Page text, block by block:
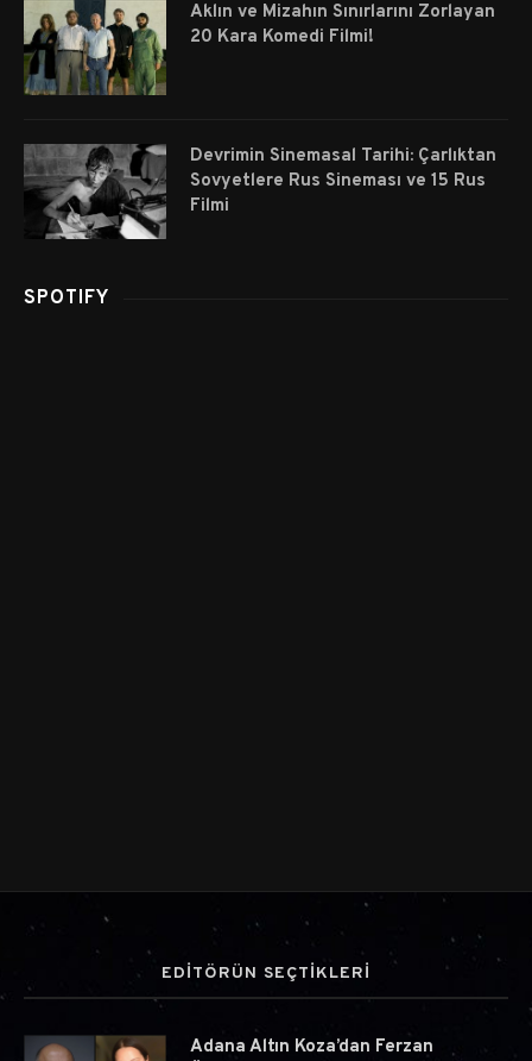
Aklın ve Mizahın Sınırlarını Zorlayan
20 Kara Komedi Filmi!
Devrimin Sinemasal Tarihi: Çarlıktan
Sovyetlere Rus Sineması ve 15 Rus
Filmi
SPOTIFY
EDİTÖRÜN SEÇTİKLERİ
Adana Altın Koza’dan Ferzan